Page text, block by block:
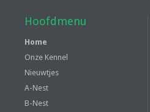
Hoofdmenu
Home
Onze Kennel
Nieuwtjes
A-Nest
B-Nest